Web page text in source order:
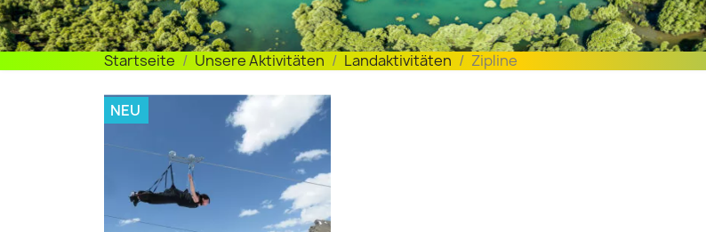
Startseite Unsere Aktivitäten Landaktivitäten Zipline
NEU